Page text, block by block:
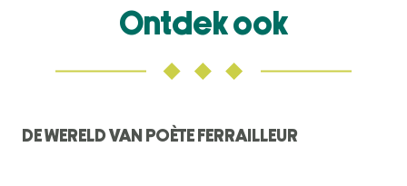
Ontdek ook
DE WERELD VAN POÈTE FERRAILLEUR